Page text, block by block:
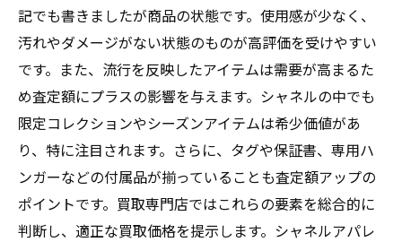
記でも書きましたが商品の状態です。使用感が少なく、
汚れやダメージがない状態のものが高評価を受けやすい
です。また、流行を反映したアイテムは需要が高まるた
め査定額にプラスの影響を与えます。シャネルの中でも
限定コレクションやシーズンアイテムは希少価値があ
り、特に注目されます。さらに、タグや保証書、専用ハ
ンガーなどの付属品が揃っていることも査定額アップの
ポイントです。買取専門店ではこれらの要素を総合的に
判断し、適正な買取価格を提示します。シャネルアパレ